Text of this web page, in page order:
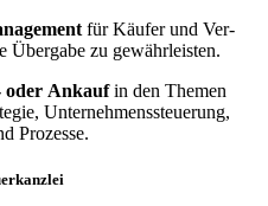
für Käu­fer und Ver­
Über­ga­be zu gewähr­leis­ten.
oder Ankaufin den The­men
Unter­neh­mens­steue­rung,
Pro­zes­se.